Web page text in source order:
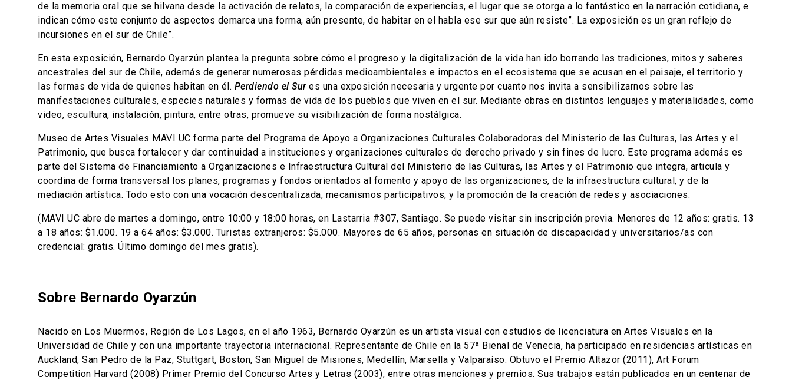
de la memoria oral que se hilvana desde la activación de relatos, la comparación de experiencias, el lugar que se otorga a lo fantástico en la narración cotidiana, e
indican cómo este conjunto de aspectos demarca una forma, aún presente, de habitar en el habla ese sur que aún resiste”. La exposición es un gran reflejo de
incursiones en el sur de Chile”.
En esta exposición, Bernardo Oyarzún plantea la pregunta sobre cómo el progreso y la digitalización de la vida han ido borrando las tradiciones, mitos y saberes
ancestrales del sur de Chile, además de generar numerosas pérdidas medioambientales e impactos en el ecosistema que se acusan en el paisaje, el territorio y
las formas de vida de quienes habitan en él. Perdiendo el Sures una exposición necesaria y urgente por cuanto nos invita a sensibilizarnos sobre las
manifestaciones culturales, especies naturales y formas de vida de los pueblos que viven en el sur. Mediante obras en distintos lenguajes y materialidades, como
video, escultura, instalación, pintura, entre otras, promueve su visibilización de forma nostálgica.
Museo de Artes Visuales MAVI UC forma parte del Programa de Apoyo a Organizaciones Culturales Colaboradoras del Ministerio de las Culturas, las Artes y el
Patrimonio, que busca fortalecer y dar continuidad a instituciones y organizaciones culturales de derecho privado y sin fines de lucro. Este programa además es
parte del Sistema de Financiamiento a Organizaciones e Infraestructura Cultural del Ministerio de las Culturas, las Artes y el Patrimonio que integra, articula y
coordina de forma transversal los planes, programas y fondos orientados al fomento y apoyo de las organizaciones, de la infraestructura cultural, y de la
mediación artística. Todo esto con una vocación descentralizada, mecanismos participativos, y la promoción de la creación de redes y asociaciones.
(MAVI UC abre de martes a domingo, entre 10:00 y 18:00 horas, en Lastarria #307, Santiago. Se puede visitar sin inscripción previa. Menores de 12 años: gratis. 13
a 18 años: $1.000. 19 a 64 años: $3.000. Turistas extranjeros: $5.000. Mayores de 65 años, personas en situación de discapacidad y universitarios/as con
credencial: gratis. Último domingo del mes gratis).
Sobre Bernardo Oyarzún
Nacido en Los Muermos, Región de Los Lagos, en el año 1963, Bernardo Oyarzún es un artista visual con estudios de licenciatura en Artes Visuales en la
Universidad de Chile y con una importante trayectoria internacional. Representante de Chile en la 57ª Bienal de Venecia, ha participado en residencias artísticas en
Auckland, San Pedro de la Paz, Stuttgart, Boston, San Miguel de Misiones, Medellín, Marsella y Valparaíso. Obtuvo el Premio Altazor (2011), Art Forum
Competition Harvard (2008) Primer Premio del Concurso Artes y Letras (2003), entre otras menciones y premios. Sus trabajos están publicados en un centenar de